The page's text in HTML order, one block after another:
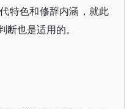
特色和修辞内涵，就此
也是适用的。